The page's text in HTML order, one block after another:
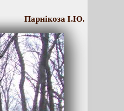
Парнікоза І.Ю.